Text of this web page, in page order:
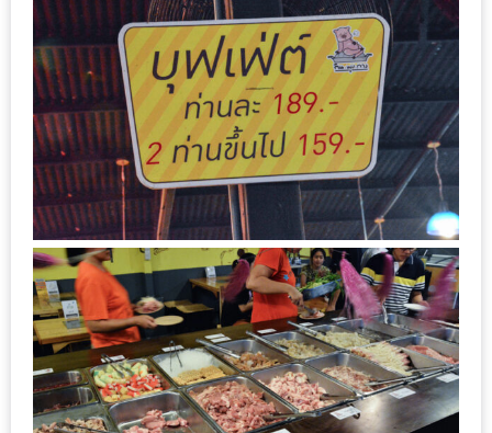
งาน
เดียว
ทั้ง
ช้อป
กิน
เที่ยว
พร้อม
โปร
โม
ชั่น
สำหรับ
คน
รัก
บ้าน